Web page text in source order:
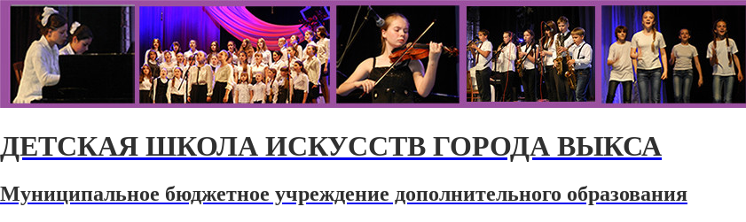
ДЕТСКАЯ ШКОЛА ИСКУССТВ ГОРОДА ВЫКСА
Муниципальное бюджетное учреждение дополнительного образования